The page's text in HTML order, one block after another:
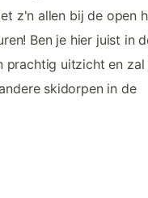
z'n allen bij de open
Ben je hier juist in
prachtig uitzicht en zal
skidorpen in de